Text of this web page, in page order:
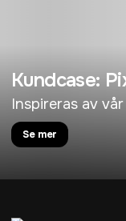
Kundcase:
Inspireras av
Se mer